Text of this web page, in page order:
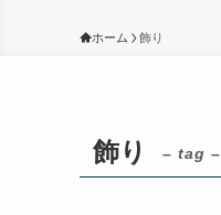
ホーム 飾り
飾り – tag –